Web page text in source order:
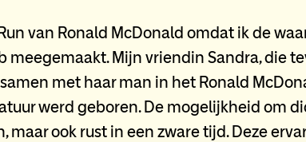
van Ronald McDonald omdat ik de
Mijn vriendin Sandra, die
met haar man in het Ronald
werd geboren. De mogelijkheid om
maar ook rust in een zware tijd. Deze